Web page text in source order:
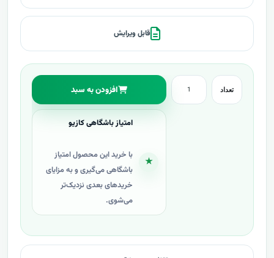
قابل ویرایش
تعداد افزودن به سبد
★
امتیاز باشگاهی کازیو
با خرید این محصول امتیاز
باشگاهی می‌گیری و به مزایای
خریدهای بعدی نزدیک‌تر
می‌شوی.